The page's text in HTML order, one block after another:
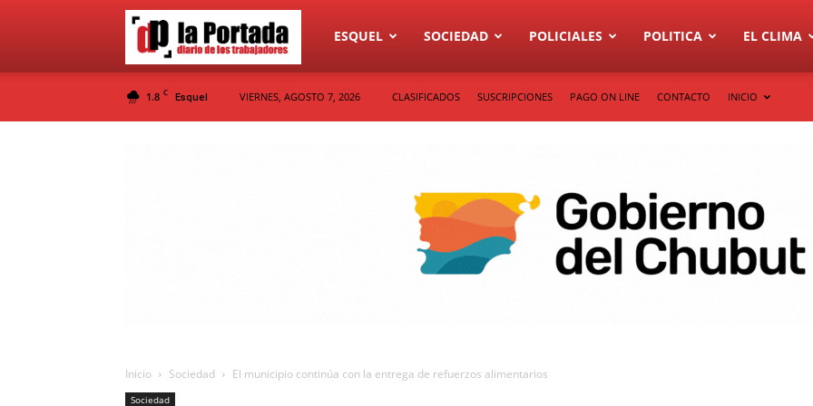
Diario
La
ESQUEL SOCIEDAD POLICIALES POLITICA EL CLIMA
1.8 C Esquel VIERNES, AGOSTO 7, 2026 CLASIFICADOS SUSCRIPCIONES PAGO ON LINE CONTACTO INICIO
Inicio Sociedad El municipio continúa con la entrega de refuerzos alimentarios
Sociedad